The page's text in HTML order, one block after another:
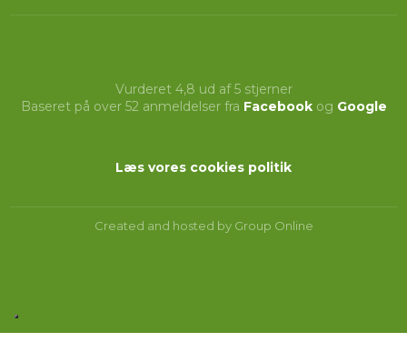
Vurderet 4,8 ud af 5 stjerner
Baseret på over 52 anmeldelser fra Facebookog Google
Læs vores cookies politik​
Created and hosted by Group Online